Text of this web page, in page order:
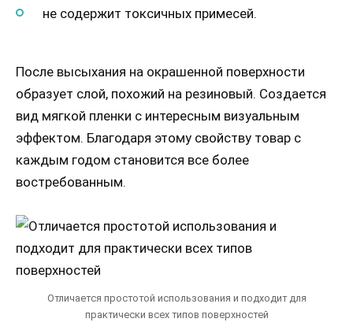
не содержит токсичных примесей.
После высыхания на окрашенной поверхности
образует слой, похожий на резиновый. Создается
вид мягкой пленки с интересным визуальным
эффектом. Благодаря этому свойству товар с
каждым годом становится все более
востребованным.
Отличается простотой использования и подходит для
практически всех типов поверхностей